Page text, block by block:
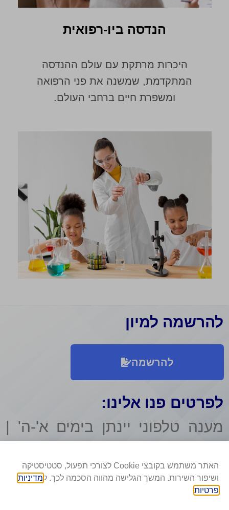
הנדסה ביו-רפואית
היכרות מרתקת עם עולם ההנדסה
המתקדמת, שמשנה את פני הרפואה
ומשפרת חיים ברחבי העולם.
להרשמה למיון
להרשמה
לפרטים פנו אלינו:
מענה טלפוני יינתן בימים א'-ה' |
האתר משתמש בקובצי Cookie לצורכי תפעול, סטטיסטיקה
ושיפור השירות. המשך הגלישה מהווה הסכמה לכך. ל מדיניות
פרטיות